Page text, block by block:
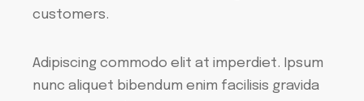
customers.
Adipiscing commodo elit at imperdiet. Ipsum
nunc aliquet bibendum enim facilisis gravida